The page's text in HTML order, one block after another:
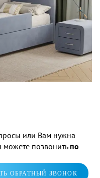
или Вам нужна
позвонитьпо
ОБРАТНЫЙ ЗВОНОК